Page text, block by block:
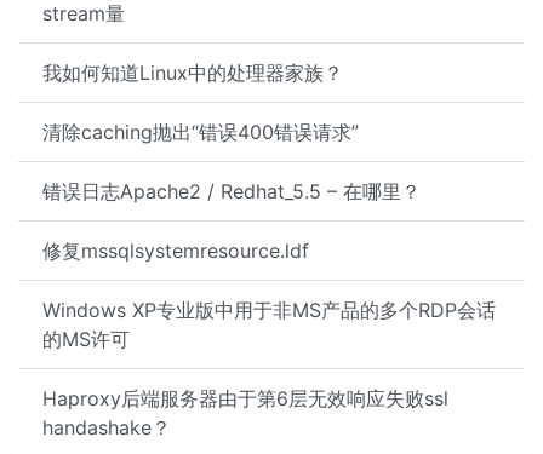
stream量
我如何知道Linux中的处理器家族？
清除caching抛出“错误400错误请求”
错误日志Apache2 / Redhat_5.5 – 在哪里？
修复mssqlsystemresource.ldf
Windows XP专业版中用于非MS产品的多个RDP会话
的MS许可
Haproxy后端服务器由于第6层无效响应失败ssl
handashake？